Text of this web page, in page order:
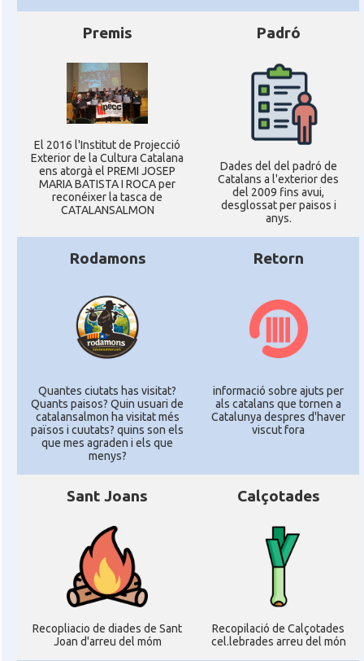
Premis
El 2016 l'Institut de Projecció
Exterior de la Cultura Catalana
ens atorgà el PREMI JOSEP
MARIA BATISTA I ROCA per
reconéixer la tasca de
CATALANSALMON
Padró
Dades del del padró de
Catalans a l'exterior des
del 2009 fins avui,
desglossat per paisos i
anys.
Rodamons
Quantes ciutats has visitat?
Quants paisos? Quin usuari de
catalansalmon ha visitat més
països i cuutats? quins son els
que mes agraden i els que
menys?
Retorn
informació sobre ajuts per
als catalans que tornen a
Catalunya despres d'haver
viscut fora
Sant Joans
Recopliacio de diades de Sant
Joan d'arreu del móm
Calçotades
Recopilació de Calçotades
cel.lebrades arreu del món